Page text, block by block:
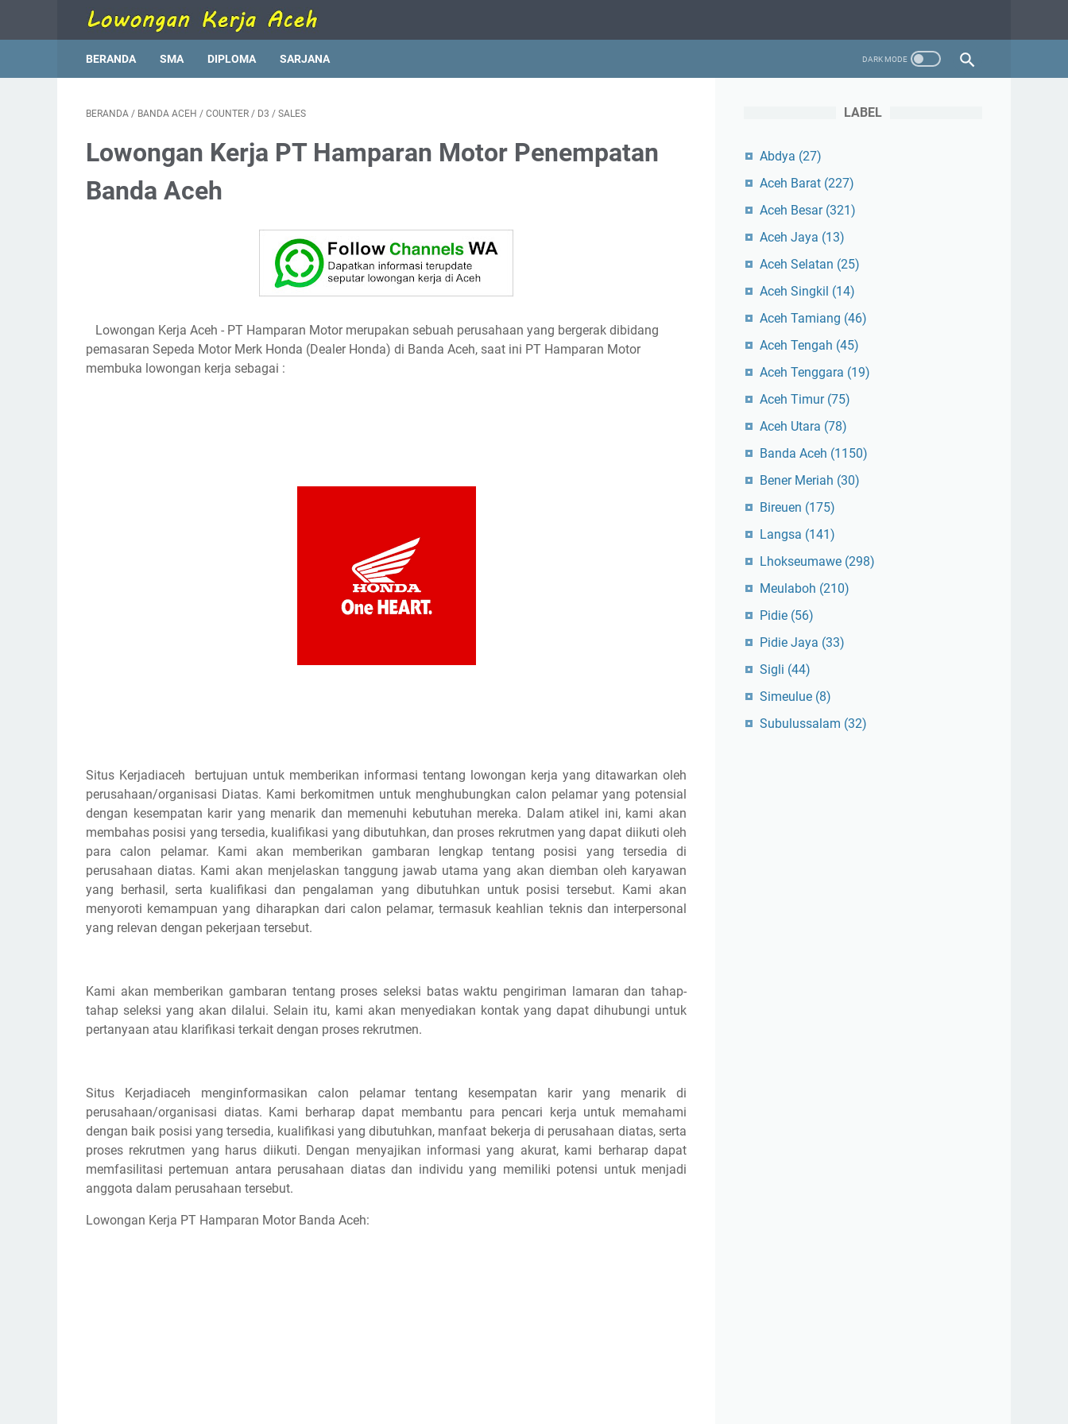
BERANDA SMA DIPLOMA SARJANA
BERANDA / BANDA ACEH / COUNTER / D3 / SALES
Lowongan Kerja PT Hamparan Motor Penempatan
Banda Aceh
Lowongan Kerja Aceh - PT Hamparan Motor merupakan sebuah perusahaan yang bergerak dibidang
pemasaran Sepeda Motor Merk Honda (Dealer Honda) di Banda Aceh, saat ini PT Hamparan Motor
membuka lowongan kerja sebagai :
Situs Kerjadiaceh bertujuan untuk memberikan informasi tentang lowongan kerja yang ditawarkan oleh
perusahaan/organisasi Diatas. Kami berkomitmen untuk menghubungkan calon pelamar yang potensial
dengan kesempatan karir yang menarik dan memenuhi kebutuhan mereka. Dalam atikel ini, kami akan
membahas posisi yang tersedia, kualifikasi yang dibutuhkan, dan proses rekrutmen yang dapat diikuti oleh
para calon pelamar. Kami akan memberikan gambaran lengkap tentang posisi yang tersedia di
perusahaan diatas. Kami akan menjelaskan tanggung jawab utama yang akan diemban oleh karyawan
yang berhasil, serta kualifikasi dan pengalaman yang dibutuhkan untuk posisi tersebut. Kami akan
menyoroti kemampuan yang diharapkan dari calon pelamar, termasuk keahlian teknis dan interpersonal
yang relevan dengan pekerjaan tersebut.
Kami akan memberikan gambaran tentang proses seleksi batas waktu pengiriman lamaran dan tahap-
tahap seleksi yang akan dilalui. Selain itu, kami akan menyediakan kontak yang dapat dihubungi untuk
pertanyaan atau klarifikasi terkait dengan proses rekrutmen.
Situs Kerjadiaceh menginformasikan calon pelamar tentang kesempatan karir yang menarik di
perusahaan/organisasi diatas. Kami berharap dapat membantu para pencari kerja untuk memahami
dengan baik posisi yang tersedia, kualifikasi yang dibutuhkan, manfaat bekerja di perusahaan diatas, serta
proses rekrutmen yang harus diikuti. Dengan menyajikan informasi yang akurat, kami berharap dapat
memfasilitasi pertemuan antara perusahaan diatas dan individu yang memiliki potensi untuk menjadi
anggota dalam perusahaan tersebut.
Lowongan Kerja PT Hamparan Motor Banda Aceh:
LABEL
Abdya (27)
Aceh Barat (227)
Aceh Besar (321)
Aceh Jaya (13)
Aceh Selatan (25)
Aceh Singkil (14)
Aceh Tamiang (46)
Aceh Tengah (45)
Aceh Tenggara (19)
Aceh Timur (75)
Aceh Utara (78)
Banda Aceh (1150)
Bener Meriah (30)
Bireuen (175)
Langsa (141)
Lhokseumawe (298)
Meulaboh (210)
Pidie (56)
Pidie Jaya (33)
Sigli (44)
Simeulue (8)
Subulussalam (32)